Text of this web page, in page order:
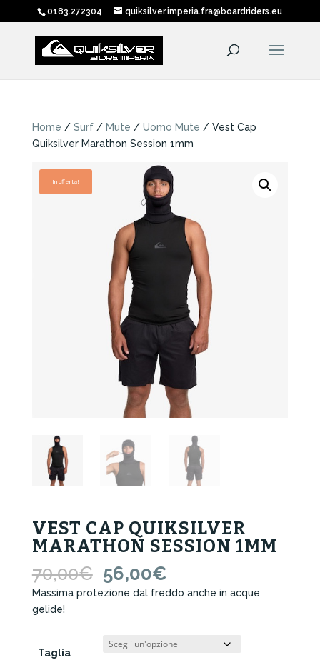
0183.272304 quiksilver.imperia.fra@boardriders.eu
Home / Surf/ Mute / Uomo Mute / Vest Cap
Quiksilver Marathon Session 1mm
In offerta!
VEST CAP QUIKSILVER
MARATHON SESSION 1MM
70,00€ Il
prezzo
70,00€.
56,00€
prezzo
56,00€.
Massima protezione dal freddo anche in acque
gelide!
Taglia